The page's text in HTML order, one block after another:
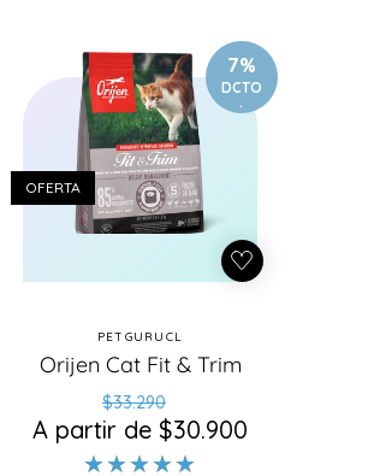
7%
DCTO
.
OFERTA
Proveedor:
PETGURUCL
Orijen Cat Fit & Trim
Precio
habitual
$33.290Precio
de
oferta
A partir de $30.900